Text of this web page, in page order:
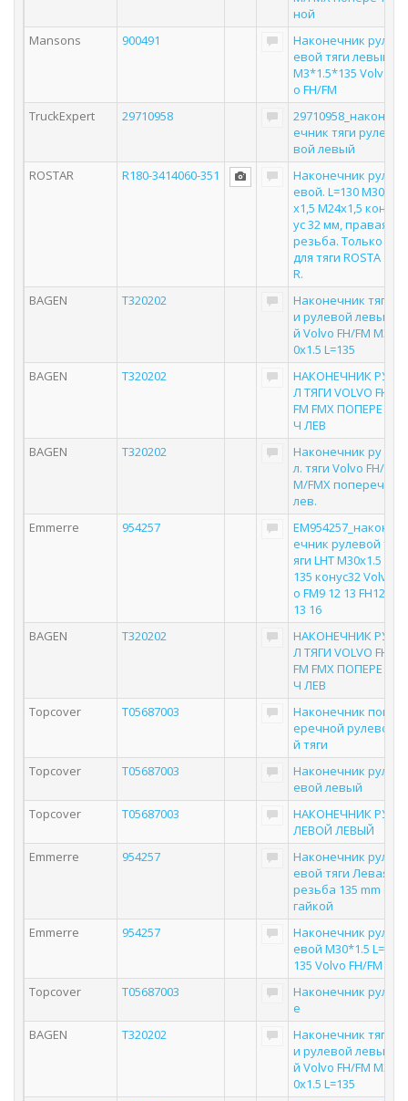
ной
Mansons
900491
Наконечник рул
евой тяги левый
M3*1.5*135 Volv
o FH/FM
TruckExpert
29710958
29710958_након
ечник тяги руле
вой левый
ROSTAR
R180-3414060-351
Наконечник рул
евой. L=130 M30
x1,5 M24x1,5 кон
ус 32 мм, правая
резьба. Только
для тяги ROSTA
R.
BAGEN
T320202
Наконечник тяг
и рулевой левы
й Volvo FH/FM M3
0х1.5 L=135
BAGEN
T320202
НАКОНЕЧНИК РУ
Л ТЯГИ VOLVO FH
FM FMX ПОПЕРЕ
Ч ЛЕВ
BAGEN
T320202
Наконечник ру
л. тяги Volvo FH/F
M/FMX попереч
лев.
Emmerre
954257
EM954257_након
ечник рулевой т
яги LHT M30x1.5 L
135 конус32 Volv
o FM9 12 13 FH12
13 16
BAGEN
T320202
НАКОНЕЧНИК РУ
Л ТЯГИ VOLVO FH
FM FMX ПОПЕРЕ
Ч ЛЕВ
Topcover
T05687003
Наконечник поп
еречной рулево
й тяги
Topcover
T05687003
Наконечник рул
евой левый
Topcover
T05687003
НАКОНЕЧНИК РУ
ЛЕВОЙ ЛЕВЫЙ
Emmerre
954257
Наконечник рул
евой тяги Левая
резьба 135 mm с
гайкой
Emmerre
954257
Наконечник рул
евой M30*1.5 L=
135 Volvo FH/FM
Topcover
T05687003
Наконечник рул
е
BAGEN
T320202
Наконечник тяг
и рулевой левы
й Volvo FH/FM M3
0х1.5 L=135